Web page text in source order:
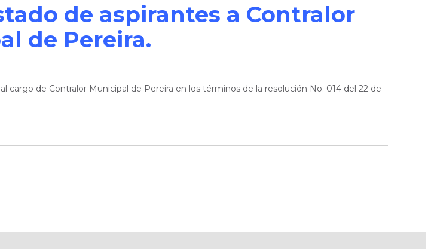
de aspirantes a Contralor
de Pereira.
de Contralor Municipal de Pereira en los términos de la resolución No. 014 del 22 de